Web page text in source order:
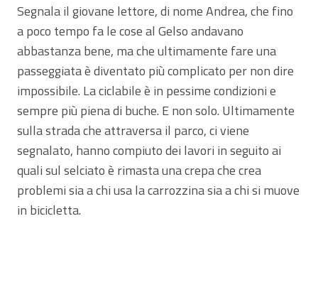
Segnala il giovane lettore, di nome Andrea, che fino
a poco tempo fa le cose al Gelso andavano
abbastanza bene, ma che ultimamente fare una
passeggiata è diventato più complicato per non dire
impossibile. La ciclabile è in pessime condizioni e
sempre più piena di buche. E non solo. Ultimamente
sulla strada che attraversa il parco, ci viene
segnalato, hanno compiuto dei lavori in seguito ai
quali sul selciato è rimasta una crepa che crea
problemi sia a chi usa la carrozzina sia a chi si muove
in bicicletta.